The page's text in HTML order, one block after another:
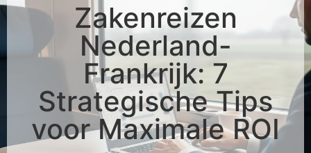
Zakenreizen
Nederland-
Frankrijk: 7
Strategische Tips
voor Maximale ROI